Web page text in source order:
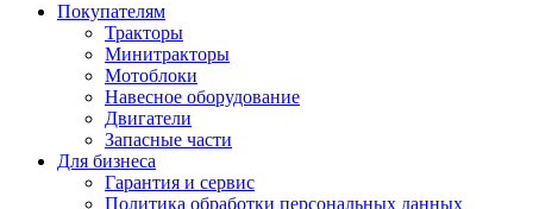
Покупателям
Тракторы
Минитракторы
Мотоблоки
Навесное оборудование
Двигатели
Запасные части
Для бизнеса
Гарантия и сервис
Политика обработки персональных данных